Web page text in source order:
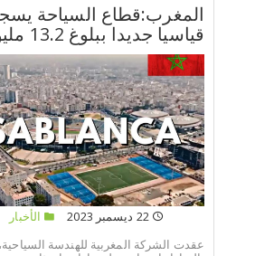
المغرب:قطاع السياحة
قياسيا جديدا ببلوغ 13.2 مليون سائح
22 ديسمبر 2023
الأخبار
عقدت الشركة المغربية للهندسة